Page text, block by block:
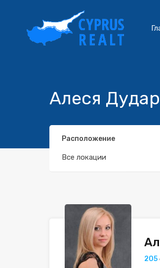
Алеся
Расположение
Все локации
205